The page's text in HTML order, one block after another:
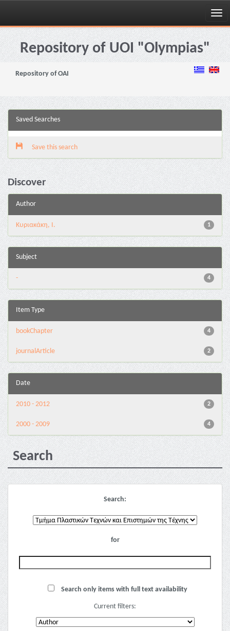
Skip
navigationRepository of UOI "Olympias"
Repository of OAI
Saved Searches
Save this search
Discover
Author
1
Kυριακάκη, Ι.
Subject
4
-
Item Type
4
bookChapter
2
journalArticle
Date
2
2010 - 2012
4
2000 - 2009
Search
Search:
for
Search only items with full text availability
Current filters: